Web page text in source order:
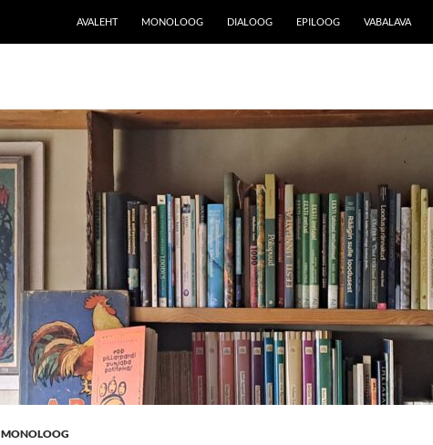
AVALEHT MONOLOOG DIALOOG EPILOOG VABALAVA
MONOLOOG